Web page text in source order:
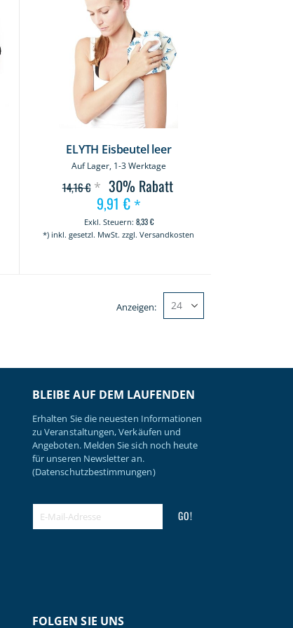
ELYTH Eisbeutel leer
Auf Lager, 1-3 Werktage
14,16 €* 30% Rabatt
Sonderangebot
9,91 €*
8,33 €
*) inkl. gesetzl. MwSt. zzgl. Versandkosten
Anzeigen
BLEIBE AUF DEM LAUFENDEN
Erhalten Sie die neuesten Informationen
zu Veranstaltungen, Verkäufen und
Angeboten. Melden Sie sich noch heute
für unseren Newsletter an.
(Datenschutzbestimmungen)
GO!
FOLGEN SIE UNS